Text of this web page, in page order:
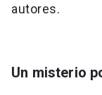
autores.
Un misterio